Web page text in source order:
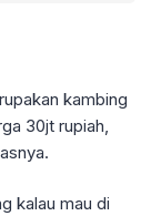
kambing
30jt rupiah,
kalau mau di